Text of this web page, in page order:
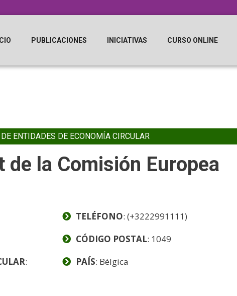
PUBLICACIONES INICIATIVAS CURSO ONLINE
DE ENTIDADES DE ECONOMÍA CIRCULAR
de la Comisión Europea
:
TELÉFONO: (+3222991111)
CÓDIGO POSTAL: 1049
PAÍS: Bélgica